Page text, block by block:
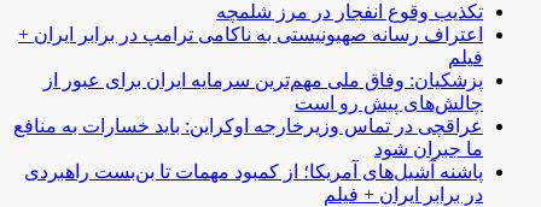
تکذیب وقوع انفجار در مرز شلمچه
اعتراف رسانه صهیونیستی به ناکامی ترامپ در برابر ایران +
فیلم
پزشکیان: وفاق ملی مهم‌ترین سرمایه ایران برای عبور از
چالش‌های پیش رو است
عراقچی در تماس وزیرخارجه اوکراین: باید خسارات به منافع
ما جبران شود
پاشنه آشیل‌های آمریکا؛ از کمبود مهمات تا بن‌بست راهبردی
در برابر ایران + فیلم